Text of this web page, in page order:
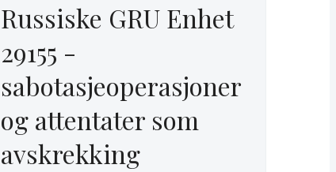
Russiske GRU Enhet
29155 -
sabotasjeoperasjoner
og attentater som
avskrekking